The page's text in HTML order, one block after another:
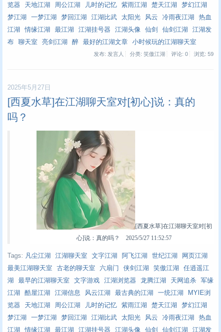
览器
天地江湖 周公江湖 儿时的记忆 紫雨江湖 楚天江湖
梦幻江湖
梦江湖
一梦江湖 梦回江湖 江湖比武 太阳光 风云 冷雨夜江湖
热血
江湖
情缘江湖 最江湖 江湖挂号器 江湖头像 仙剑 仙剑江湖
江湖发
布
聊天室 亮剑江湖 醉 最好的江湖文章 小时候玩的江湖聊天室
发布: 发言人 分类: 笑傲江湖 评论: 0 浏览: 59
2025年5月27日
[西夏水草]在江湖聊天室对[初心]说：真的
吗？
[西夏水草]在江湖聊天室对[初
心]说：真的吗？ 2025/5/27 11:52:57
Tags: 凡尘江湖 江湖聊天室 文字江湖 阿飞江湖 世纪江湖
网页江湖
最美江湖聊天室
古老的聊天室 六扇门 侠剑江湖 笑傲江湖
任逍遥江
湖
最早的江湖聊天室 文字游戏 江湖浏览器 龙腾江湖 天网追杀
军缘
江湖
酷屋江湖 江湖信息 风云江湖 最古典的江湖 一统江湖
MYIE浏
览器
天地江湖 周公江湖 儿时的记忆 紫雨江湖 楚天江湖
梦幻江湖
梦江湖
一梦江湖 梦回江湖 江湖比武 太阳光 风云 冷雨夜江湖
热血
江湖
情缘江湖 最江湖 江湖挂号器 江湖头像 仙剑 仙剑江湖
江湖发